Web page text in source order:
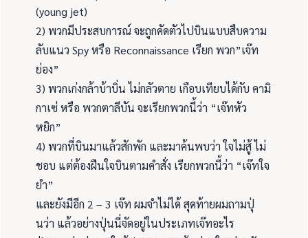
(young jet)
2) พวกมีประสบการณ์ จะถูกคัดตัวไปบินแบบสืบความ
ลับแนว Spy หรือ Reconnaissance เรียก พวก”เจ๊ท
ย่อง”
3) พวกเก่งกล้าบ้าบิ่น ไม่กลัวตาย เกือบเทียบได้กับ คามิ
กาเซ่ หรือ พวกตาลีบัน จะเรียกพวกนี้ว่า “เจ๊ทหัว
หยิก”
4) พวกที่บินมาแล้วสักพัก และมาค้นพบว่า ใจไม่สู้ ไม่
ชอบ แต่ต้องฝืนใจบินตามคำสั่ง เรียกพวกนี้ว่า “เจ๊ทใจ
ยำ”
และยังมีอีก 2 – 3 เจ๊ท ผมจำไม่ได้ สุดท้ายผมถามปุ่
นว่า แล้วอย่างปุ่นนี่จัดอยู่ในประเภทเจ๊ทอะไร